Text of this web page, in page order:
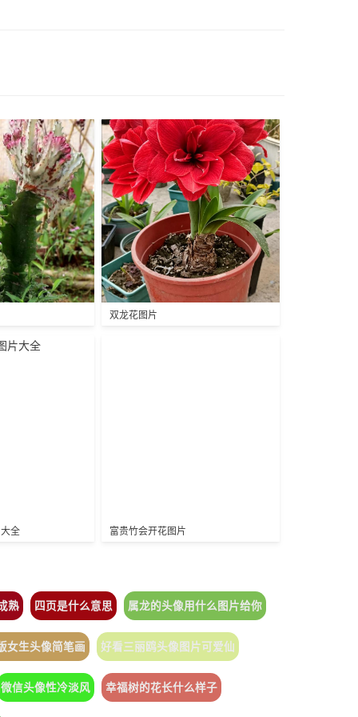
双龙花图片
全 富贵竹会开花图片
熟 四页是什么意思 属龙的头像用什么图片给你
女生头像简笔画 好看三丽鸥头像图片可爱仙
微信头像性冷淡风 幸福树的花长什么样子